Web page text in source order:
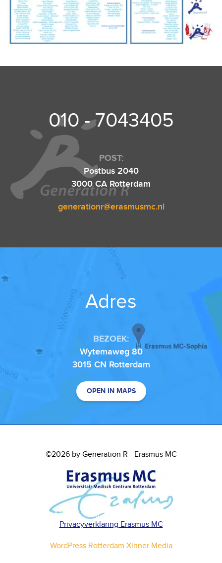
010 - 7043405
POST:
Postbus 2040
3000 CA Rotterdam
generationr@erasmusmc.nl
Adres
BEZOEK:
Wytemaweg 80
3015 CN Rotterdam
OPEN IN MAPS
©2026 by Generation R - Erasmus MC
Privacyverklaring Erasmus MC
WordPress Rotterdam Xinner Media